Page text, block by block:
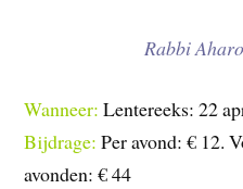
Rabbi
Wanneer: Lentereeks: 22
Bijdrage: Per avond: € 12.
avonden: € 44